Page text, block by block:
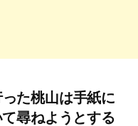
た桃山は手紙に
尋ねようとする